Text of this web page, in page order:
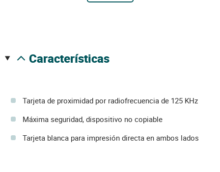
características
Tarjeta de proximidad por radiofrecuencia de 125 KHz
Máxima seguridad, dispositivo no copiable
Tarjeta blanca para impresión directa en ambos lados